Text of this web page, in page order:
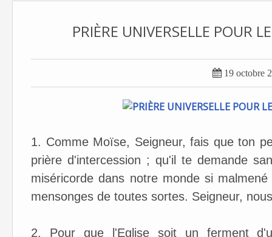
PRIÈRE UNIVERSELLE POUR
 19 octobre
1. Comme Moïse, Seigneur, fais que ton
prière d'intercession ; qu'il te demande
miséricorde dans notre monde si
mensonges de toutes sortes. Seigneur,
2. Pour que l'Eglise soit un ferment